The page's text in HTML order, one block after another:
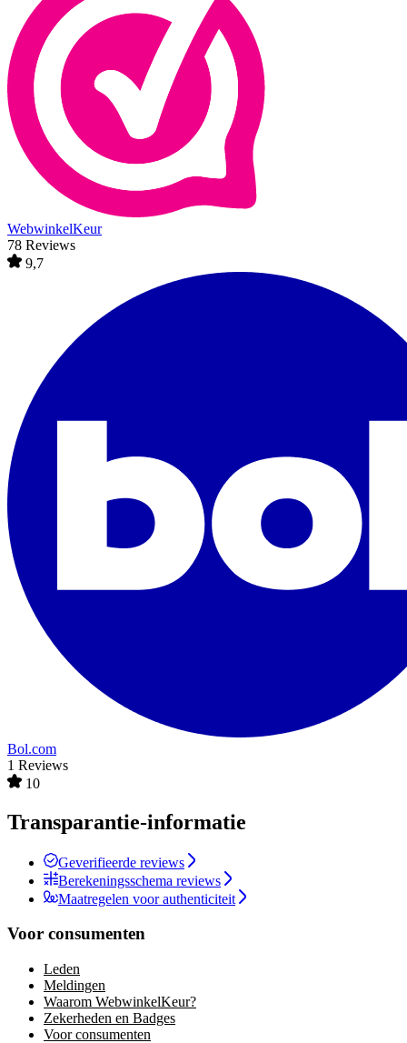
WebwinkelKeur
78 Reviews
9,7
Bol.com
1 Reviews
10
Transparantie-informatie
Geverifieerde reviews
Berekeningsschema reviews
Maatregelen voor authenticiteit
Voor consumenten
Leden
Meldingen
Waarom WebwinkelKeur?
Zekerheden en Badges
Voor consumenten